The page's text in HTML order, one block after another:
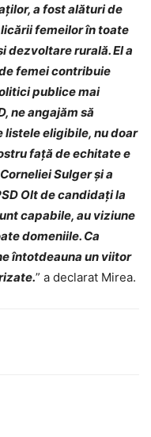
a fost alături de
femeilor în toate
dezvoltare rurală. El a
femei contribuie
publice mai
ne angajăm să
listele eligibile, nu doar
față de echitate e
Sulger și a
Oltde candidați la
capabile, au viziune
domeniile. Ca
întotdeauna un viitor
” a declarat Mirea.